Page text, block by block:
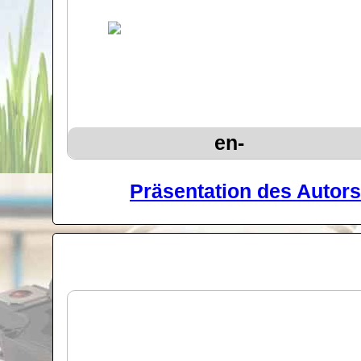
en-
Präsentation des